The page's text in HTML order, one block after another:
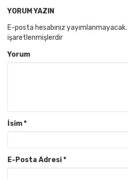
YORUM YAZIN
E-posta hesabınız yayımlanmayacak.
işaretlenmişlerdir
Yorum
İsim*
E-Posta Adresi*